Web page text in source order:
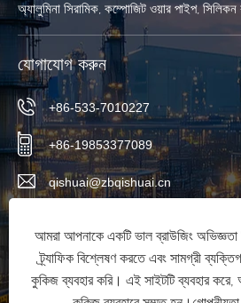
অ্যালুমিনা সিরামিক, কম্পোজিট ওয়ার পাইপ, সিলিকন
যোগাযোগ করুন
+86-533-7010227
+86-19853377089
qishuai@zbqishuai.cn
ফিনিক্স ইন্ডাস্ট্রিয়াল পার্ক, লিনজি জেলা, জিবো
কপিরাইট © 2025 Shandong Qishuai Wear
আমরা আপনাকে একটি ভাল ব্রাউজিং অভিজ্ঞতা
ট্র্যাফিক বিশ্লেষণ করতে এবং সামগ্রী
কুকিজ ব্যবহার করি। এই সাইটটি ব্যবহার